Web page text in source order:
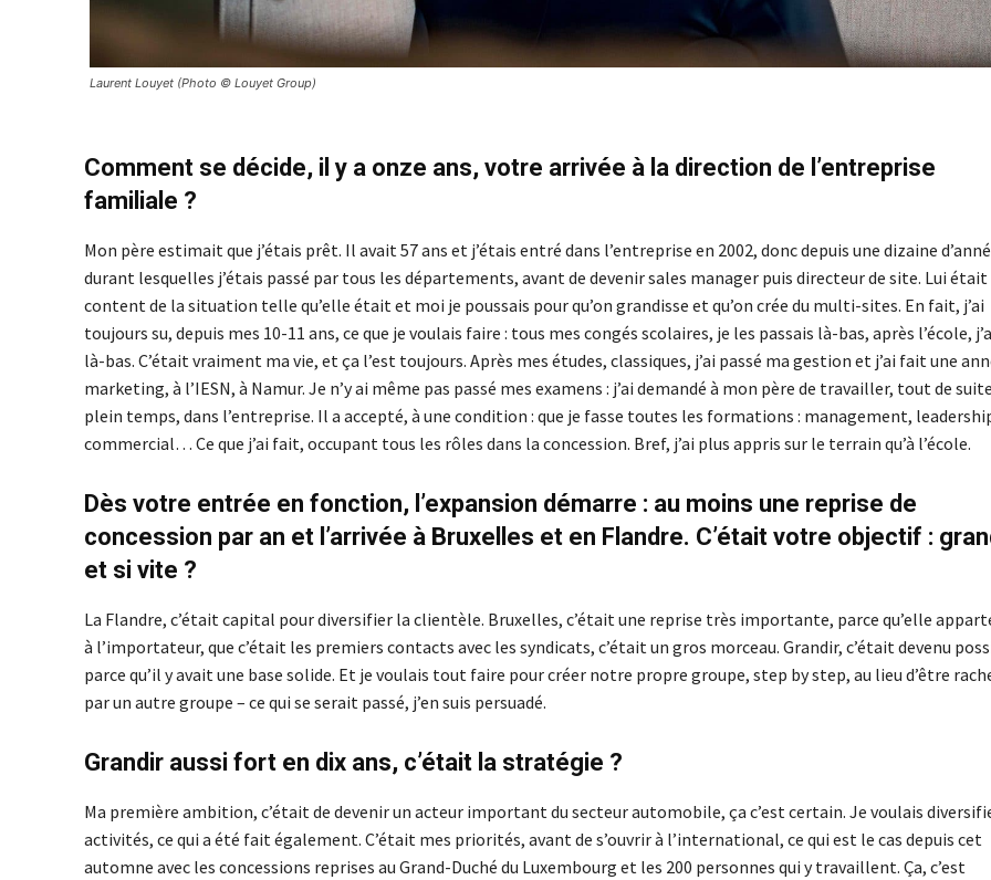
Laurent Louyet (Photo © Louyet Group)
Comment se décide, il y a onze ans, votre arrivée à la direction de l’entreprise
familiale ?
Mon père estimait que j’étais prêt. Il avait 57 ans et j’étais entré dans l’entreprise en 2002, donc depuis une dizaine
durant lesquelles j’étais passé par tous les départements, avant de devenir sales manager puis directeur de site. Lui
content de la situation telle qu’elle était et moi je poussais pour qu’on grandisse et qu’on crée du multi-sites. En fait, j’ai
toujours su, depuis mes 10-11 ans, ce que je voulais faire : tous mes congés scolaires, je les passais là-bas, après l’école,
là-bas. C’était vraiment ma vie, et ça l’est toujours. Après mes études, classiques, j’ai passé ma gestion et j’ai fait une
marketing, à l’IESN, à Namur. Je n’y ai même pas passé mes examens : j’ai demandé à mon père de travailler, tout de
plein temps, dans l’entreprise. Il a accepté, à une condition : que je fasse toutes les formations : management,
commercial… Ce que j’ai fait, occupant tous les rôles dans la concession. Bref, j’ai plus appris sur le terrain qu’à l’école.
Dès votre entrée en fonction, l’expansion démarre : au moins une reprise de
concession par an et l’arrivée à Bruxelles et en Flandre. C’était votre objectif :
et si vite ?
La Flandre, c’était capital pour diversifier la clientèle. Bruxelles, c’était une reprise très importante, parce qu’elle
à l’importateur, que c’était les premiers contacts avec les syndicats, c’était un gros morceau. Grandir, c’était devenu
parce qu’il y avait une base solide. Et je voulais tout faire pour créer notre propre groupe, step by step, au lieu d’être
par un autre groupe – ce qui se serait passé, j’en suis persuadé.
Grandir aussi fort en dix ans, c’était la stratégie ?
Ma première ambition, c’était de devenir un acteur important du secteur automobile, ça c’est certain. Je voulais
activités, ce qui a été fait également. C’était mes priorités, avant de s’ouvrir à l’international, ce qui est le cas depuis cet
automne avec les concessions reprises au Grand-Duché du Luxembourg et les 200 personnes qui y travaillent. Ça, c’est